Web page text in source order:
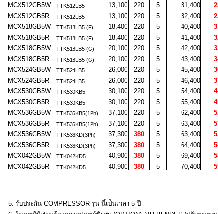
MCX512GB5W TTK512LB5 13,100 220 5 31,400
MCX512GB5R
TTK512LB5 13,100 220 5 32,400
MCX518GB5W
TTK518LB5 (F) 18,400 220 5 40,400
MCX518GB5R
TTK518LB5 (F) 18,400 220 5 41,400
MCX518GB5W
TTK518LB5 (G) 20,100 220 5 42,400
MCX518GB5R
TTK518LB5 (G) 20,100 220 5 43,400
MCX524GB5W
TTK524LB5 26,000 220 5 45,400
MCX524GB5R
TTK524LB5 26,000 220 5 46,400
MCX530GB5W
TTK530KB5 30,100 220 5 54,400
MCX530GB5R
TTK530KB5 30,100 220 5 55,400
MCX536GB5W
TTK536KB5(1Ph) 37,100 220 5 62,400
MCX536GB5R
TTK536KB5(1Ph) 37,100 220 5 63,400
MCX536GB5W
TTK536KD(3Ph) 37,300 380 5 63,400
MCX536GB5R
TTK536KD(3Ph) 37,300 380 5 64,400
MCX042GB5W
TTK042KD5 40,900 380 5 69,400
MCX042GB5R
TTK042KD5 40,900 380 5 70,400
5. รับประกัน COMPRESSOR รุ่น นี้เป็นเวลา 5 ปี